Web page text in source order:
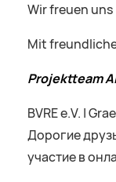
Wir freuen
Mit
Projektteam
BVRE e.V. |
Дорогие
участие в